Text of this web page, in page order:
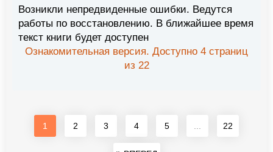
Возникли непредвиденные ошибки. Ведутся
работы по восстановлению. В ближайшее время
текст книги будет доступен
Ознакомительная версия. Доступно 4 страниц
из 22
1 2 3 4 5 22